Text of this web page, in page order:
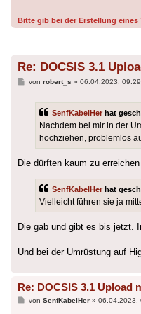
Bitte gib bei der Erstellung eines
Re: DOCSIS 3.1
Beitrag
von robert_s » 06.04.2023, 09:29
SenfKabelHer hat
Nachdem bei mir in der
hochziehen, problemlos
Die dürften kaum zu
SenfKabelHer hat
Vielleicht führen sie ja
Die gab und gibt es bis jetzt.
Und bei der Umrüstung auf
Re: DOCSIS 3.1 Upload
Beitrag
von SenfKabelHer» 06.04.2023,